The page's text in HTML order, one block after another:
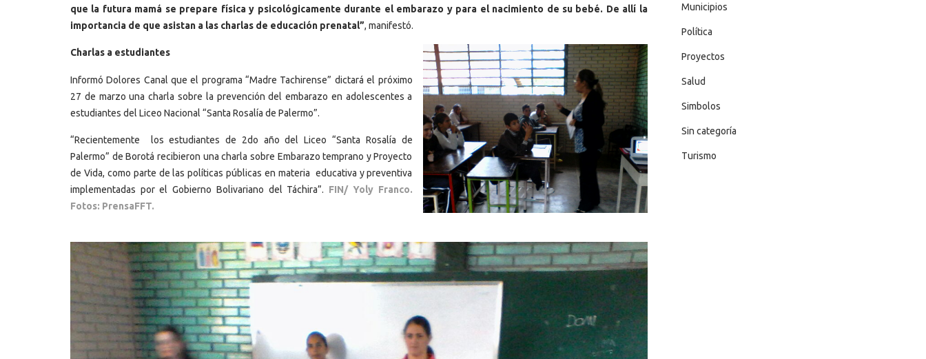
que la futura mamá se prepare física y psicológicamente durante el embarazo y para el nacimiento de su bebé. De allí la
importancia de que asistan a las charlas de educación prenatal”, manifestó.
Charlas a estudiantes
Informó Dolores Canal que el programa “Madre Tachirense” dictará el próximo
27 de marzo una charla sobre la prevención del embarazo en adolescentes a
estudiantes del Liceo Nacional “Santa Rosalía de Palermo”.
“Recientemente los estudiantes de 2do año del Liceo “Santa Rosalía de
Palermo” de Borotá recibieron una charla sobre Embarazo temprano y Proyecto
de Vida, como parte de las políticas públicas en materia educativa y preventiva
implementadas por el Gobierno Bolivariano del Táchira”. FIN/ Yoly Franco.
Fotos: PrensaFFT.
Municipios
Política
Proyectos
Salud
Simbolos
Sin categoría
Turismo